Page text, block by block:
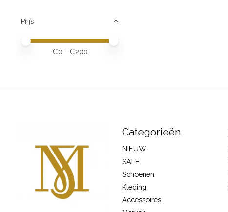
Prijs
Minimale prijswaarde
Price maximum value
€0 - €200
Categorieën
NIEUW
SALE
Schoenen
Kleding
Accessoires